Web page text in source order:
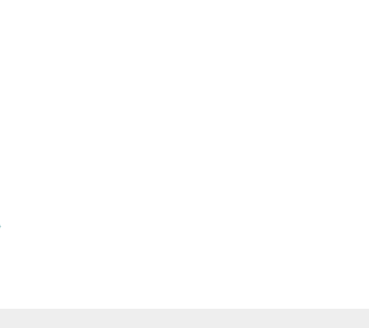
pagination